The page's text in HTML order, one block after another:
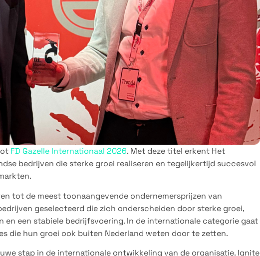
FD Gazelle Internationaal 2026. Met deze titel erkent Het
bedrijven die sterke groei realiseren en tegelijkertijd succesvol
tot de meest toonaangevende ondernemersprijzen van
geselecteerd die zich onderscheiden door sterke groei,
en een stabiele bedrijfsvoering. In de internationale categorie gaat
die hun groei ook buiten Nederland weten door te zetten.
stap in de internationale ontwikkeling van de organisatie. Ignite